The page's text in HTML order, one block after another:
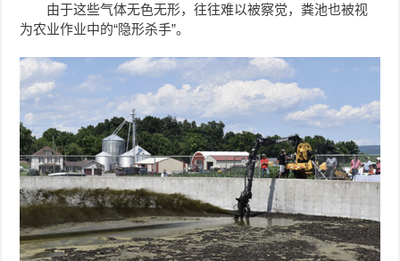
由于这些气体无色无形，往往难以被察觉，粪池也被视
为农业作业中的“隐形杀手”。